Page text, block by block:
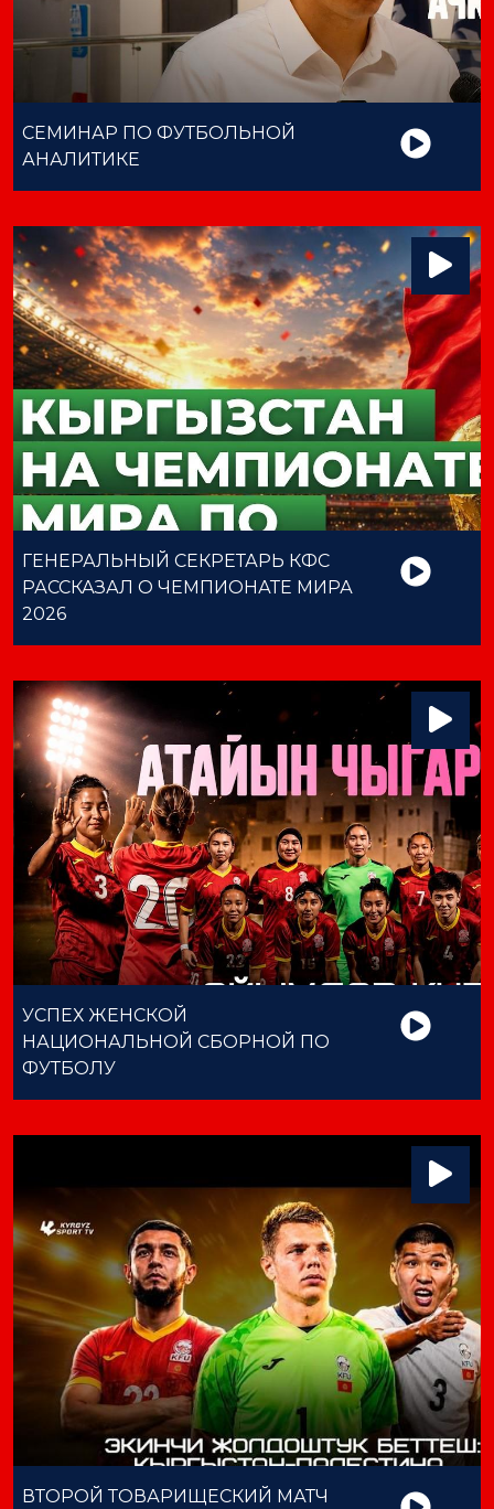
СЕМИНАР ПО ФУТБОЛЬНОЙ
АНАЛИТИКЕ
ГЕНЕРАЛЬНЫЙ СЕКРЕТАРЬ КФС
РАССКАЗАЛ О ЧЕМПИОНАТЕ МИРА
2026
УСПЕХ ЖЕНСКОЙ
НАЦИОНАЛЬНОЙ СБОРНОЙ ПО
ФУТБОЛУ
ВТОРОЙ ТОВАРИЩЕСКИЙ МАТЧ